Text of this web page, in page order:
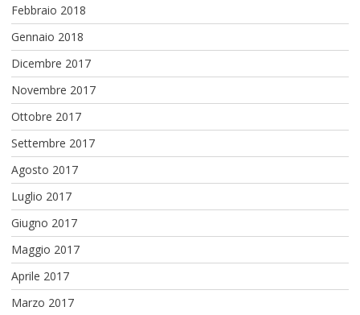
Febbraio 2018
Gennaio 2018
Dicembre 2017
Novembre 2017
Ottobre 2017
Settembre 2017
Agosto 2017
Luglio 2017
Giugno 2017
Maggio 2017
Aprile 2017
Marzo 2017